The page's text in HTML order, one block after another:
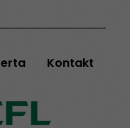
Kontakt